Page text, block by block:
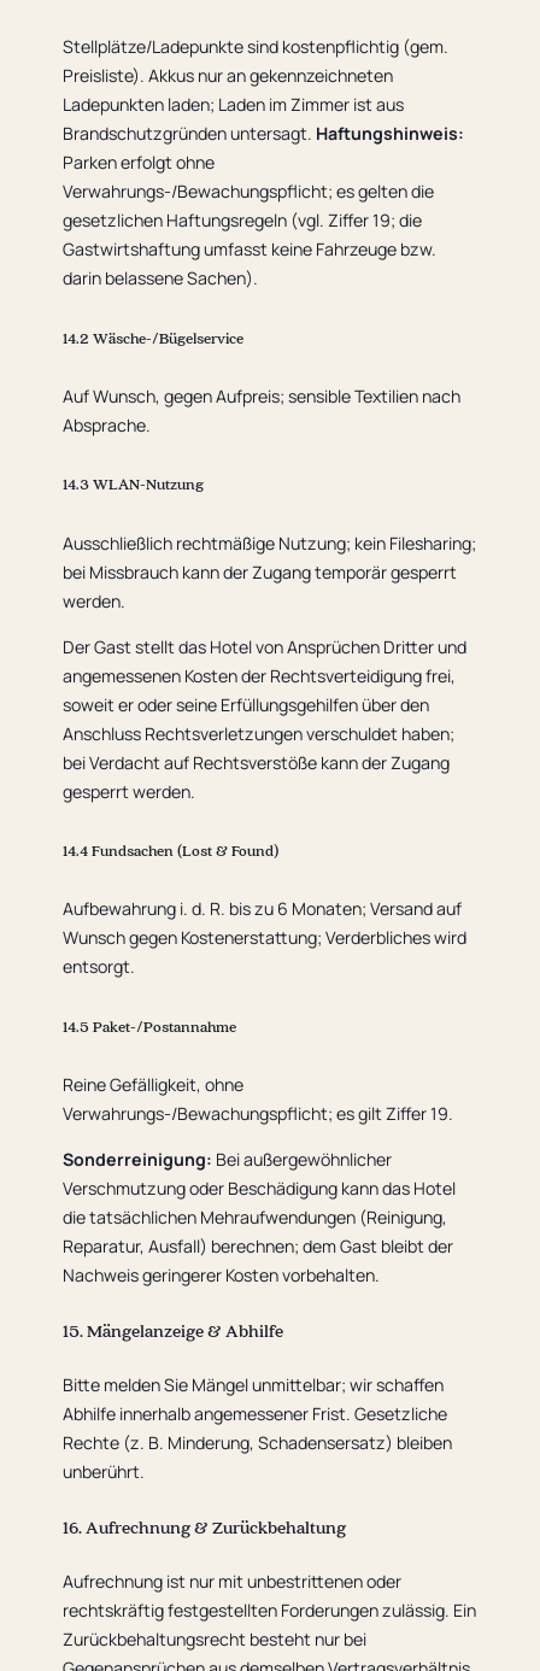
Stellplätze/Ladepunkte sind kostenpflichtig (gem.
Preisliste). Akkus nur an gekennzeichneten
Ladepunkten laden; Laden im Zimmer ist aus
Brandschutzgründen untersagt. Haftungshinweis:
Parken erfolgt ohne
Verwahrungs-/Bewachungspflicht; es gelten die
gesetzlichen Haftungsregeln (vgl. Ziffer 19; die
Gastwirtshaftung umfasst keine Fahrzeuge bzw.
darin belassene Sachen).
14.2 Wäsche-/Bügelservice
Auf Wunsch, gegen Aufpreis; sensible Textilien nach
Absprache.
14.3 WLAN-Nutzung
Ausschließlich rechtmäßige Nutzung; kein Filesharing;
bei Missbrauch kann der Zugang temporär gesperrt
werden.
Der Gast stellt das Hotel von Ansprüchen Dritter und
angemessenen Kosten der Rechtsverteidigung frei,
soweit er oder seine Erfüllungsgehilfen über den
Anschluss Rechtsverletzungen verschuldet haben;
bei Verdacht auf Rechtsverstöße kann der Zugang
gesperrt werden.
14.4 Fundsachen (Lost & Found)
Aufbewahrung i. d. R. bis zu 6 Monaten; Versand auf
Wunsch gegen Kostenerstattung; Verderbliches wird
entsorgt.
14.5 Paket-/Postannahme
Reine Gefälligkeit, ohne
Verwahrungs-/Bewachungspflicht; es gilt Ziffer 19.
Sonderreinigung: Bei außergewöhnlicher
Verschmutzung oder Beschädigung kann das Hotel
die tatsächlichen Mehraufwendungen (Reinigung,
Reparatur, Ausfall) berechnen; dem Gast bleibt der
Nachweis geringerer Kosten vorbehalten.
15. Mängelanzeige & Abhilfe
Bitte melden Sie Mängel unmittelbar; wir schaffen
Abhilfe innerhalb angemessener Frist. Gesetzliche
Rechte (z. B. Minderung, Schadensersatz) bleiben
unberührt.
16. Aufrechnung & Zurückbehaltung
Aufrechnung ist nur mit unbestrittenen oder
rechtskräftig festgestellten Forderungen zulässig. Ein
Zurückbehaltungsrecht besteht nur bei